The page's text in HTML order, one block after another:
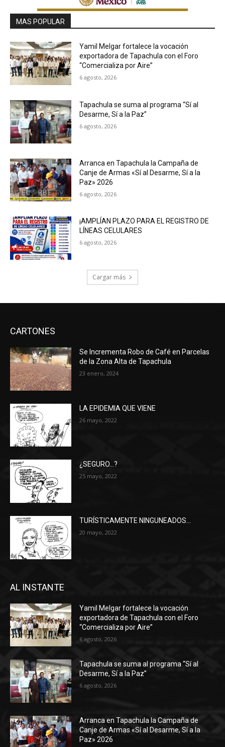
MAS POPULAR
Yamil Melgar fortalece la vocación
exportadora de Tapachula con el Foro
“Comercializa por Aire”
6 agosto, 2026
Tapachula se suma al programa “Sí al
Desarme, Sí a la Paz”
6 agosto, 2026
Arranca en Tapachula la Campaña de
Canje de Armas «Sí al Desarme, Sí a la
Paz» 2026
6 agosto, 2026
¡AMPLÍAN PLAZO PARA EL REGISTRO DE
LÍNEAS CELULARES
6 agosto, 2026
Cargar más
CARTONES
Se Incrementa Robo de Café en Parcelas
de la Zona Alta de Tapachula
23 enero, 2024
LA EPIDEMIA QUE VIENE
26 mayo, 2022
¿SEGURO…?
25 mayo, 2022
TURÍSTICAMENTE NINGUNEADOS…
20 mayo, 2022
AL INSTANTE
Yamil Melgar fortalece la vocación
exportadora de Tapachula con el Foro
“Comercializa por Aire”
6 agosto, 2026
Tapachula se suma al programa “Sí al
Desarme, Sí a la Paz”
6 agosto, 2026
Arranca en Tapachula la Campaña de
Canje de Armas «Sí al Desarme, Sí a la
Paz» 2026